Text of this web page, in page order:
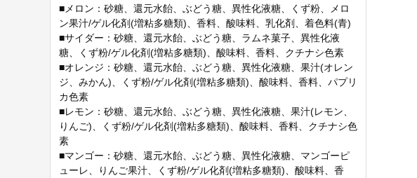
■メロン：砂糖、還元水飴、ぶどう糖、異性化液糖、くず粉、メロ
ン果汁/ゲル化剤(増粘多糖類)、香料、酸味料、乳化剤、着色料(青)
■サイダー：砂糖、還元水飴、ぶどう糖、ラムネ菓子、異性化液
糖、くず粉/ゲル化剤(増粘多糖類)、酸味料、香料、クチナシ色素
■オレンジ：砂糖、還元水飴、ぶどう糖、異性化液糖、果汁(オレン
ジ、みかん)、くず粉/ゲル化剤(増粘多糖類)、酸味料、香料、パプリ
カ色素
■レモン：砂糖、還元水飴、ぶどう糖、異性化液糖、果汁(レモン、
りんご)、くず粉/ゲル化剤(増粘多糖類)、酸味料、香料、クチナシ色
素
■マンゴー：砂糖、還元水飴、ぶどう糖、異性化液糖、マンゴーピ
ューレ、りんご果汁、くず粉/ゲル化剤(増粘多糖類)、酸味料、香